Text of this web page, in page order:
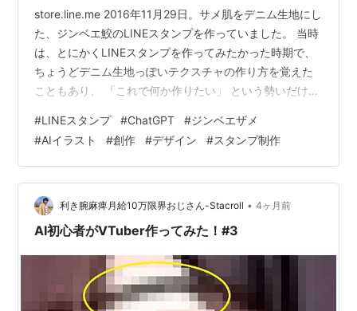
store.line.me 2016年11月29日。サメ肌をデニム生地にし
た、ジンベエ鮫のLINEスタンプを作っていました。 当時
は、とにかくLINEスタンプを作ってみたかった時期で、
ちょうどデニム生地っぽいテクスチャの作り方を覚えた
こともあり、 「これで何か作りたい」 という勢いだけで
絵自体は手描きしたものをスキャンし、GIMPで加工して
作成しました。 ただ、LINEスタンプは表示サイズがかな
り小さいので、せっかく作ったデニム感がほとんど分か
らない。 特に白いデニムは上手く表現できず、かなり見
づらい仕上がりになってしまいました。 もちろん…
#LINEスタンプ #ChatGPT #ジンベエザメ
#AIイラスト #創作 #デザイン #スタンプ制作
利き腕麻痺月給10万限界おじさん-Stacroll • 4ヶ月前
AI初心者がVTuber作ってみた！#3